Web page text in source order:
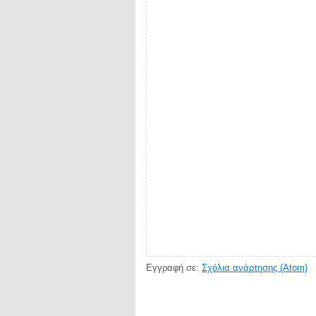
Εγγραφή σε: Σχόλια ανάρτησης (Atom)